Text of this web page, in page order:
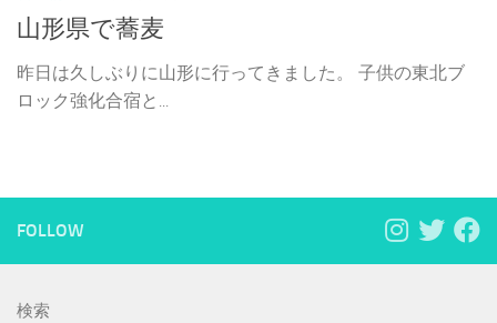
山形県で蕎麦
昨日は久しぶりに山形に行ってきました。 子供の東北ブ
ロック強化合宿と...
FOLLOW
検索